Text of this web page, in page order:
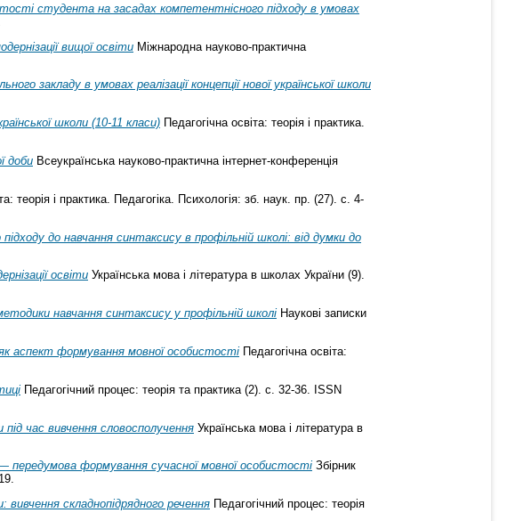
студента на засадах компетентнісного підходу в умовах
вищої освіти Міжнародна науково-практична
закладу в умовах реалізації концепції нової української школи
школи (10-11 класи) Педагогічна освіта: теорія і практика.
доби Всеукраїнська науково-практична інтернет-конференція
теорія і практика. Педагогіка. Психологія: зб. наук. пр. (27). с. 4-
підходу до навчання синтаксису в профільній школі: від думки до
освіти Українська мова і література в школах України (9).
навчання синтаксису у профільній школі Наукові записки
аспект формування мовної особистості Педагогічна освіта:
Педагогічний процес: теорія та практика (2). с. 32-36. ISSN
час вивчення словосполучення Українська мова і література в
передумова формування сучасної мовної особистості Збірник
складнопідрядного речення Педагогічний процес: теорія